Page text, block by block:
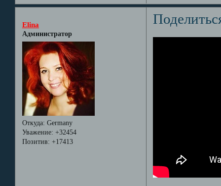
Elina
Администратор
Откуда: Germany
Уважение: +32454
Позитив: +17413